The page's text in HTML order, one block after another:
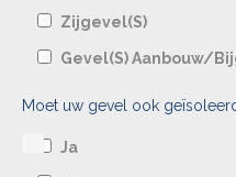
Zijgevel(s)
Gevel(s) Aanbouw/
Moet uw gevel ook
Ja